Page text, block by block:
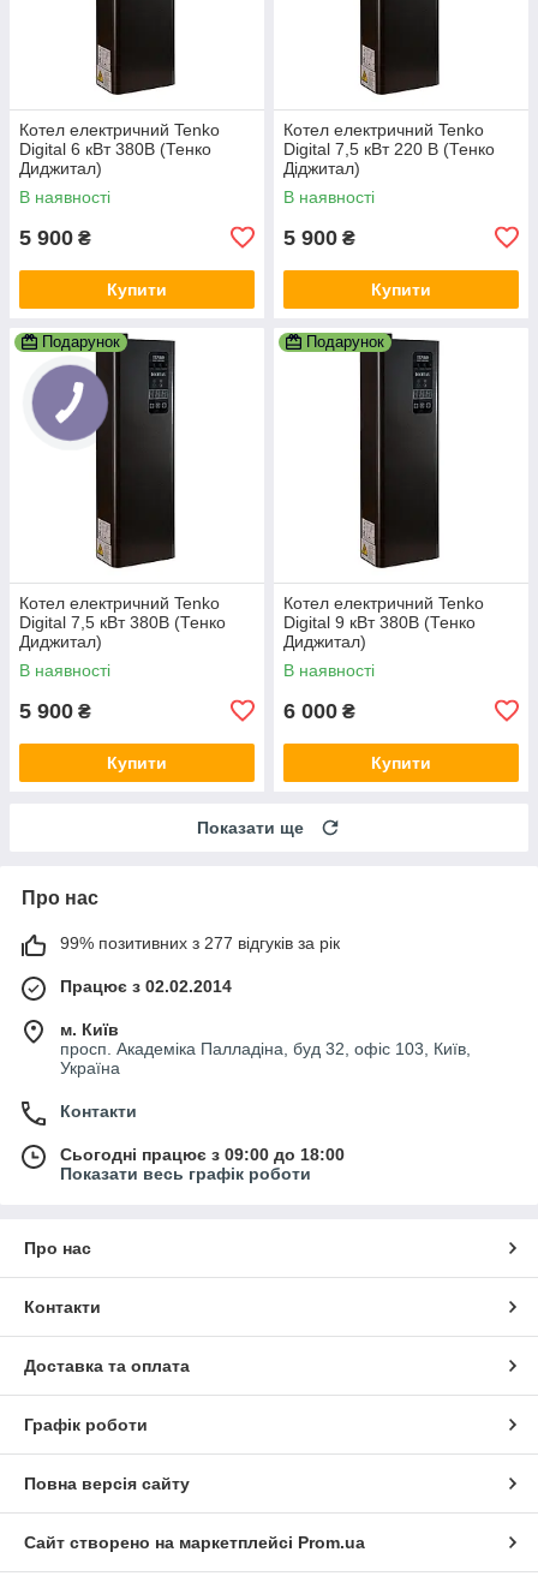
Котел електричний Tenko
Digital 6 кВт 380В (Тенко
Диджитал)
В наявності
5 900 ₴
Купити
Котел електричний Tenko
Digital 7,5 кВт 220 В (Тенко
Діджитал)
В наявності
5 900 ₴
Купити
Подарунок
Котел електричний Tenko
Digital 7,5 кВт 380В (Тенко
Диджитал)
В наявності
5 900 ₴
Купити
Подарунок
Котел електричний Tenko
Digital 9 кВт 380В (Тенко
Диджитал)
В наявності
6 000 ₴
Купити
Показати ще
Про нас
99% позитивних з 277 відгуків за рік
Працює з 02.02.2014
м. Київ
просп. Академіка Палладіна, буд 32, офіс 103, Київ,
Україна
Контакти
Сьогодні працює з 09:00 до 18:00
Показати весь графік роботи
Про нас
Контакти
Доставка та оплата
Графік роботи
Повна версія сайту
Сайт створено на маркетплейсі Prom.ua